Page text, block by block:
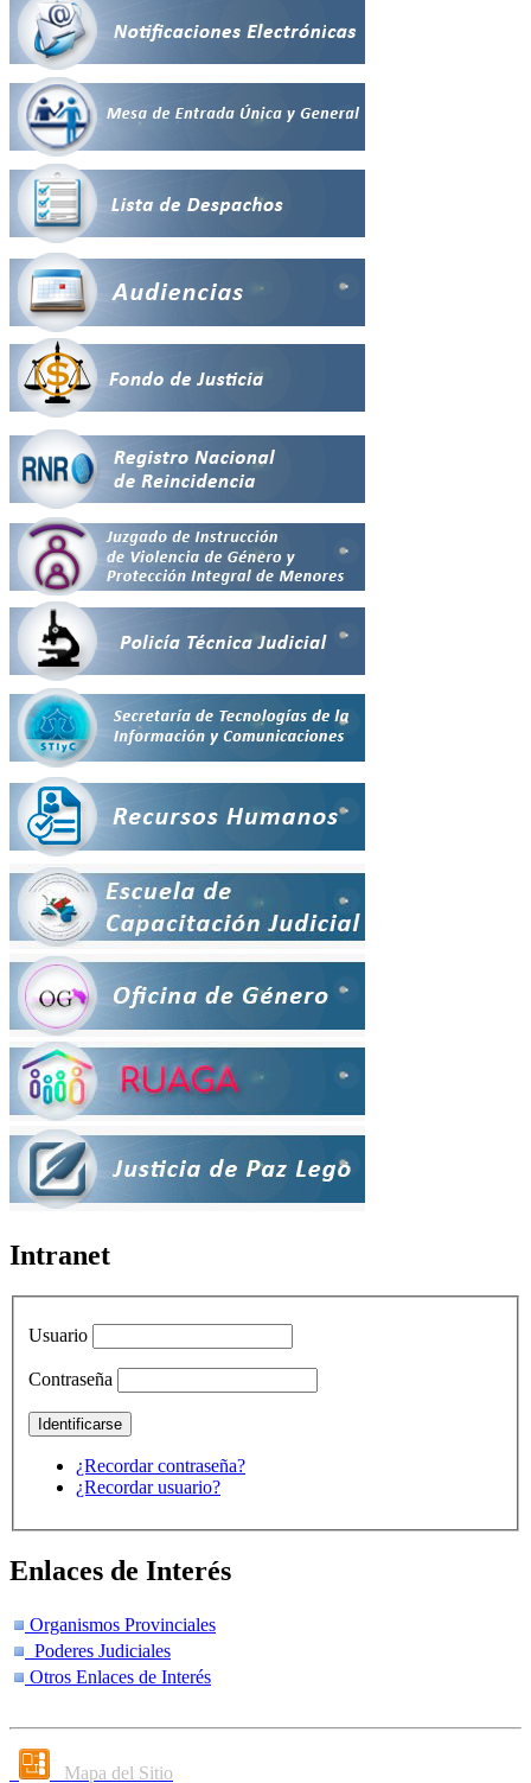
Intranet
Usuario
Contraseña
¿Recordar contraseña?
¿Recordar usuario?
Enlaces de Interés
Organismos Provinciales
Poderes Judiciales
Otros Enlaces de Interés
Mapa del Sitio